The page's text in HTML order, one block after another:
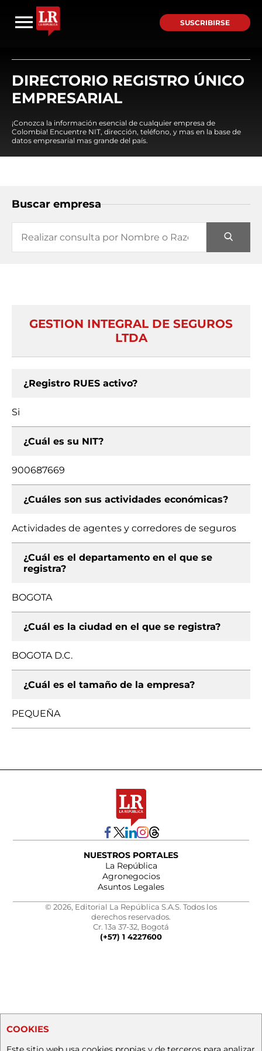
SUSCRIBIRSE
DIRECTORIO REGISTRO ÚNICO
EMPRESARIAL
¡Conozca la información esencial de cualquier empresa de
Colombia! Encuentre NIT, dirección, teléfono, y mas en la base de
datos empresarial mas grande del país.
Buscar empresa
GESTION INTEGRAL DE SEGUROS
LTDA
¿Registro RUES activo?
Si
¿Cuál es su NIT?
900687669
¿Cuáles son sus actividades económicas?
Actividades de agentes y corredores de seguros
¿Cuál es el departamento en el que se
registra?
BOGOTA
¿Cuál es la ciudad en el que se registra?
BOGOTA D.C.
¿Cuál es el tamaño de la empresa?
PEQUEÑA
NUESTROS PORTALES
La República
Agronegocios
Asuntos Legales
© 2026, Editorial La República S.A.S. Todos los
derechos reservados.
Cr. 13a 37-32, Bogotá
(+57) 1 4227600
COOKIES